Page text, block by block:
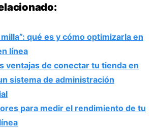
qué es y cómo optimizarla en
línea
ventajas de conectar tu tienda en
sistema de administración
para medir el rendimiento de tu